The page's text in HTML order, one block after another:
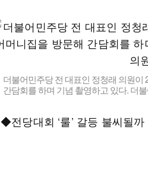
더불어민주당 전 대표인 정청래 의원
간담회를 하며 기념 촬영하고 있다. 더
◆전당대회 ‘룰’ 갈등 불씨될까